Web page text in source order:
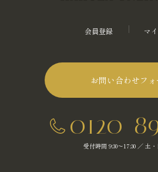
会員登録 マ
お問い合わせフォ
0120-
受付時間 9:30～17:30 ／ 土